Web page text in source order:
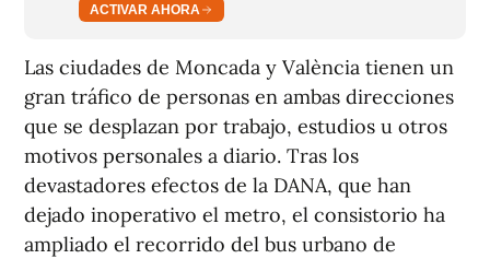
ACTIVAR AHORA
Las ciudades de Moncada y València tienen un
gran tráfico de personas en ambas direcciones
que se desplazan por trabajo, estudios u otros
motivos personales a diario. Tras los
devastadores efectos de la DANA, que han
dejado inoperativo el metro, el consistorio ha
ampliado el recorrido del bus urbano de